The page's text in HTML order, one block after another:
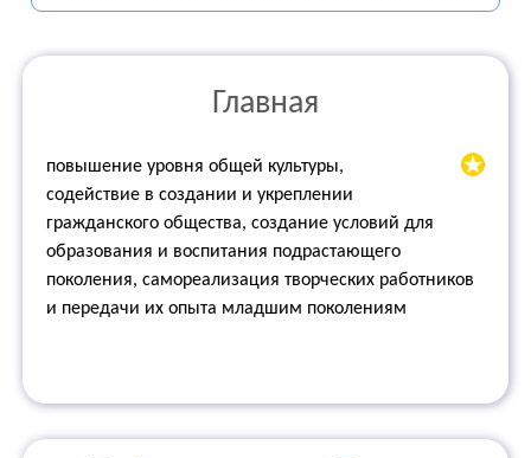
Главная
повышение уровня общей культуры,
содействие в создании и укреплении
гражданского общества, создание условий для
образования и воспитания подрастающего
поколения, самореализация творческих работников
и передачи их опыта младшим поколениям